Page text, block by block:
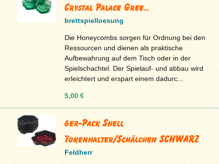
Crystal Palace Gree...
brettspielloesung
Die Honeycombs sorgen für Ordnung bei den
Ressourcen und dienen als praktische
Aufbewahrung auf dem Tisch oder in der
Spielschachtel. Der Spielauf- und abbau wird
erleichtert und erspart einem dadurc...
5,00 €
6er-Pack Shell
Tokenhalter/Schälchen SCHWARZ
Feldherr